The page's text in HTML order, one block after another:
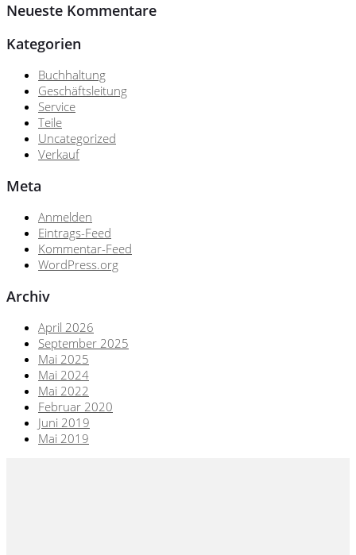
Neueste Kommentare
Kategorien
Buchhaltung
Geschäftsleitung
Service
Teile
Uncategorized
Verkauf
Meta
Anmelden
Eintrags-Feed
Kommentar-Feed
WordPress.org
Archiv
April 2026
September 2025
Mai 2025
Mai 2024
Mai 2022
Februar 2020
Juni 2019
Mai 2019